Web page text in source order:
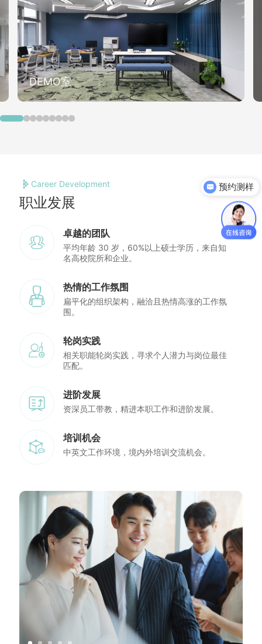
DEMO室
Career Development
职业发展
卓越的团队
平均年龄 30 岁，60%以上硕士学历，来自知
名高校院所和企业。
热情的工作氛围
扁平化的组织架构，融洽且热情高涨的工作氛
围。
轮岗实践
相关职能轮岗实践，寻求个人潜力与岗位最佳
匹配。
进阶发展
资深员工带教，精进本职工作和进阶发展。
培训机会
中英文工作环境，境内外培训交流机会。
预约测样
获取产品资料